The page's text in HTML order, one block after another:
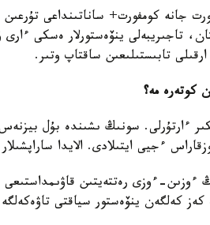
جانە كومفورت+ ساناتىنداعى
تاجىريبەلى ينۆەستورلار ەسكى ءارى
ارقىلى تابىستىلىعىن ساقتاپ وتىر.
كوتەرە مە؟
ءارتۇرلى. سونىڭ ىشىندە بۇل
ءجيى ايتىلادى. الايدا
ءوزىن-ءوزى رەتتەيتىن
كەز كەلگەن ينۆەستور سياقتى